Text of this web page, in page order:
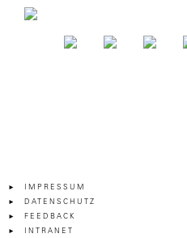
IMPRESSUM
DATENSCHUTZ
FEEDBACK
INTRANET